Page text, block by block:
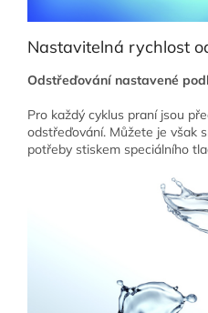
Nastavitelná rychlost
Odstřeďování nastavené
Pro každý cyklus praní jsou
odstřeďování. Můžete je však
potřeby stiskem speciálního